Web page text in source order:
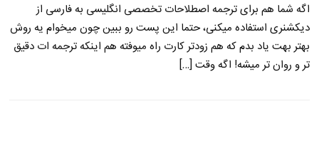
اگه شما هم برای ترجمه اصطلاحات تخصصی انگلیسی به فارسی از
دیکشنری استفاده میکنی، حتما این پست رو ببین چون میخوام یه روش
بهتر بهت یاد بدم که هم زودتر کارت راه میوفته هم اینکه ترجمه ات دقیق
تر و روان تر میشه! اگه وقت […]